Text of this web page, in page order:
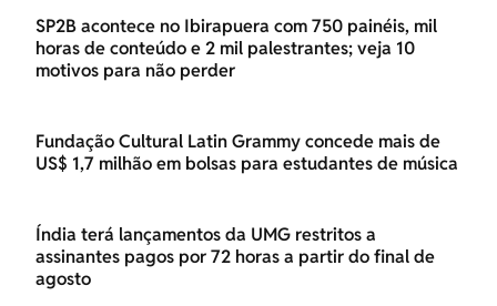
SP2B acontece no Ibirapuera com 750 painéis, mil
horas de conteúdo e 2 mil palestrantes; veja 10
motivos para não perder
Fundação Cultural Latin Grammy concede mais de
US$ 1,7 milhão em bolsas para estudantes de música
Índia terá lançamentos da UMG restritos a
assinantes pagos por 72 horas a partir do final de
agosto